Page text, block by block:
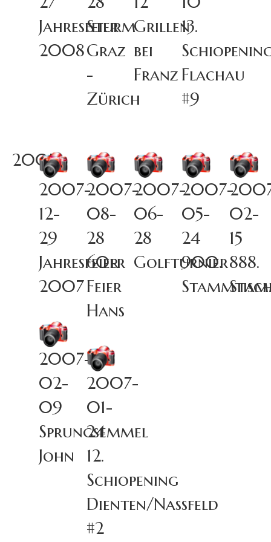
Jahresfeier
2008
Sturm
Graz
-
Zürich
Grillen
bei
Franz
13.
Flachau
#9
2007
2007-
12-
29
Jahresfeier
2007
2007-
02-
09
Sprungsemmel
John
2007-
08-
28
60er
Feier
Hans
2007-
01-
24
12.
Schiopening
Dienten/Nassfeld
#2
2007-
06-
28
Golfturnier
2007-
05-
24
900.
02-
15
888.